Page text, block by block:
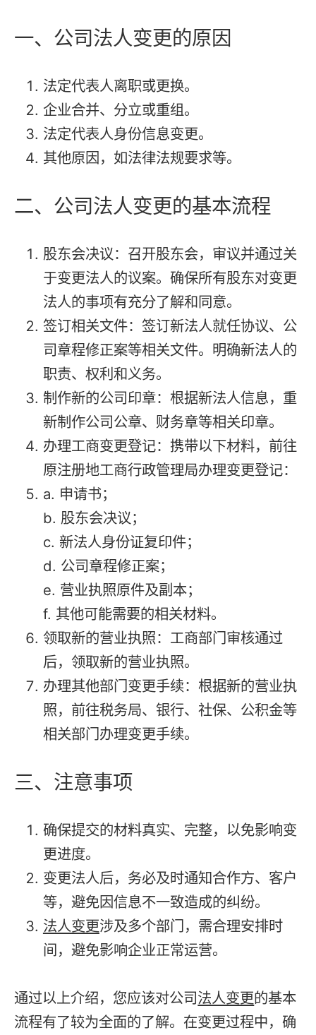
一、公司法人变更的原因
法定代表人离职或更换。
企业合并、分立或重组。
法定代表人身份信息变更。
其他原因，如法律法规要求等。
二、公司法人变更的基本流程
股东会决议：召开股东会，审议并通过关
于变更法人的议案。确保所有股东对变更
法人的事项有充分了解和同意。
签订相关文件：签订新法人就任协议、公
司章程修正案等相关文件。明确新法人的
职责、权利和义务。
制作新的公司印章：根据新法人信息，重
新制作公司公章、财务章等相关印章。
办理工商变更登记：携带以下材料，前往
原注册地工商行政管理局办理变更登记：
a. 申请书；
b. 股东会决议；
c. 新法人身份证复印件；
d. 公司章程修正案；
e. 营业执照原件及副本；
f. 其他可能需要的相关材料。
领取新的营业执照：工商部门审核通过
后，领取新的营业执照。
办理其他部门变更手续：根据新的营业执
照，前往税务局、银行、社保、公积金等
相关部门办理变更手续。
三、注意事项
确保提交的材料真实、完整，以免影响变
更进度。
变更法人后，务必及时通知合作方、客户
等，避免因信息不一致造成的纠纷。
法人变更涉及多个部门，需合理安排时
间，避免影响企业正常运营。
通过以上介绍，您应该对公司法人变更的基本
流程有了较为全面的了解。在变更过程中，确